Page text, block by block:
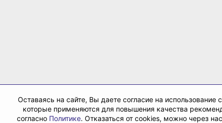
Оставаясь на сайте, Вы даете согласие на использование
которые применяются для повышения качества
согласно Политике. Отказаться от cookies, можно через